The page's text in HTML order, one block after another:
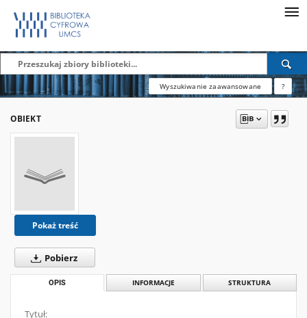
Wyszukiwanie zaawansowane ?
OBIEKT
Pokaż treść
Pobierz
OPIS INFORMACJE STRUKTURA
Tytuł: